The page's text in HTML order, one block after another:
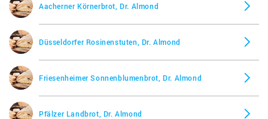
Aacherner Körnerbrot, Dr. Almond
Düsseldorfer Rosinenstuten, Dr. Almond
Friesenheimer Sonnenblumenbrot, Dr. Almond
Pfälzer Landbrot, Dr. Almond